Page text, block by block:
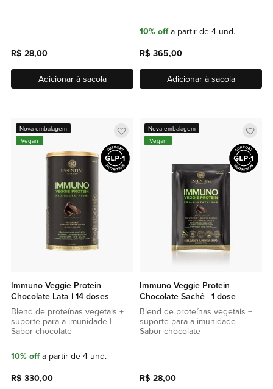
R$ 28,00
Adicionar à sacola
10% offa partir de 4 und.
R$ 365,00
Adicionar à sacola
Adicionar
a
lista
de
Nova embalagem
Vegan
Immuno Veggie Protein
Chocolate Lata | 14 doses
Blend de proteínas vegetais +
suporte para a imunidade |
Sabor chocolate
10% offa partir de 4 und.
R$ 330,00
a
lista
de
Nova embalagem
Vegan
Immuno Veggie Protein
Chocolate Sachê | 1 dose
Blend de proteínas vegetais +
suporte para a imunidade |
Sabor chocolate
R$ 28,00